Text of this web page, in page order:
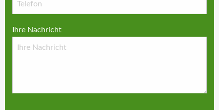
Ihre Nachricht